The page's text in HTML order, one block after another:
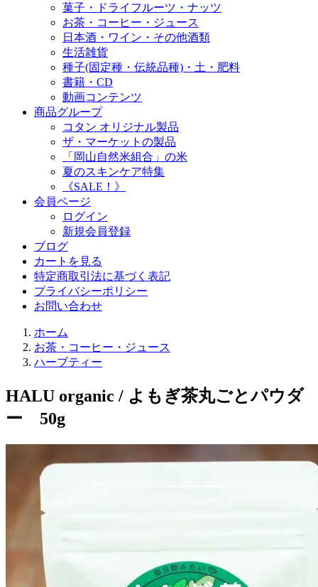
菓子・ドライフルーツ・ナッツ
お茶・コーヒー・ジュース
日本酒・ワイン・その他酒類
生活雑貨
種子(固定種・伝統品種)・土・肥料
書籍・CD
動画コンテンツ
商品グループ
コタン オリジナル製品
ザ・マーケットの製品
「岡山自然米組合」の米
夏のスキンケア特集
《SALE！》
会員ページ
ログイン
新規会員登録
ブログ
カートを見る
特定商取引法に基づく表記
プライバシーポリシー
お問い合わせ
ホーム
お茶・コーヒー・ジュース
ハーブティー
HALU organic / よもぎ茶丸ごとパウダ
ー 50g